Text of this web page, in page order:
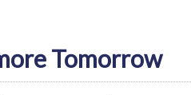
Tomorrow